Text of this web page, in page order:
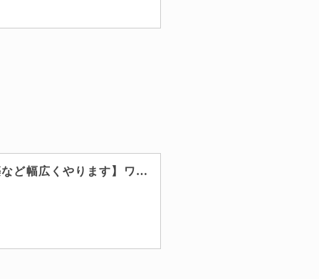
【初心者向けブログの書き方・収益化・EC サイト構築など幅広くやります】ワードプレステーマ Nishiki に特化した勉強会を始めます | 今村だけがよくわかるブログ